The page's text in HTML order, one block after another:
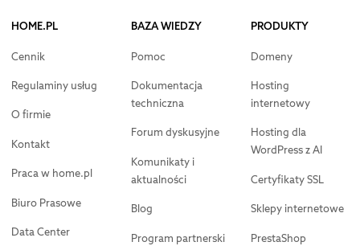
HOME.PL
Cennik
Regulaminy usług
O firmie
Kontakt
Praca w home.pl
Biuro Prasowe
Data Center
BAZA WIEDZY
Pomoc
Dokumentacja
techniczna
Forum dyskusyjne
Komunikaty i
aktualności
Blog
Program partnerski
PRODUKTY
Domeny
Hosting
internetowy
Hosting dla
WordPress z AI
Certyfikaty SSL
Sklepy internetowe
PrestaShop